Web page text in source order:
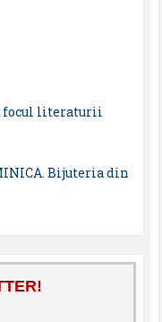
focul literaturii
Bijuteria din